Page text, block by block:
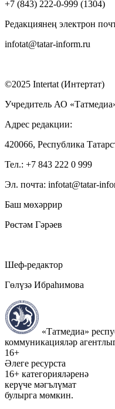
+7 (843) 222-0-999 (1304)
Редакциянең электрон
infotat@tatar-inform.ru
©2025 Intertat (Интертат)
Учредитель АО
Адрес редакции:
420066, Республика
Тел.: +7 843 222 0 999
Эл. почта: infotat@tatar-
Баш мөхәррир
Рөстәм Гәрәев
Шеф-редактор
Гөлүзә Ибраһимова
«Татмедиа»
коммуникацияләр
16+
Әлеге ресурста
16+ категорияләренә
керүче мәгълүмат
булырга мөмкин.